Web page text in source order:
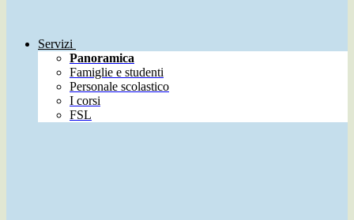
Servizi
Panoramica
Famiglie e studenti
Personale scolastico
I corsi
FSL